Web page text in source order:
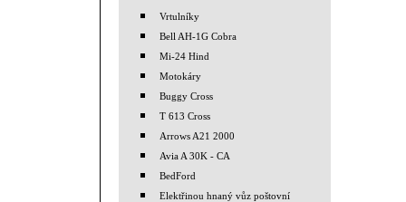
Vrtulníky
Bell AH-1G Cobra
Mi-24 Hind
Motokáry
Buggy Cross
T 613 Cross
Arrows A21 2000
Avia A 30K - CA
BedFord
Elektřinou hnaný vůz poštovní